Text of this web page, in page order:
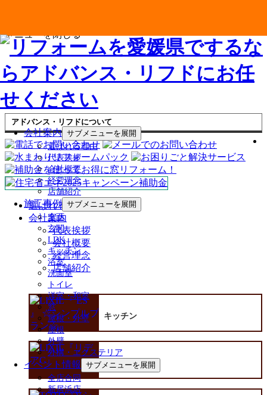
会社案内 サブメニューを展開
選ばれる理由
代表挨拶
会社概要
経営理念
店舗紹介
施工事例 サブメニューを展開
全面
玄関
LDK
キッチン
浴室
洗面室
トイレ
洋室・和室
窓
屋根・外壁
屋根
外壁
外構・エクステリア
イベント情報
サブメニューを展開
全店合同
新居浜店
メニューを閉じる
アドバンス・リフドについて
選ばれる理由
会社案内
代表挨拶
会社概要
経営理念
店舗紹介
キッチン
浴室